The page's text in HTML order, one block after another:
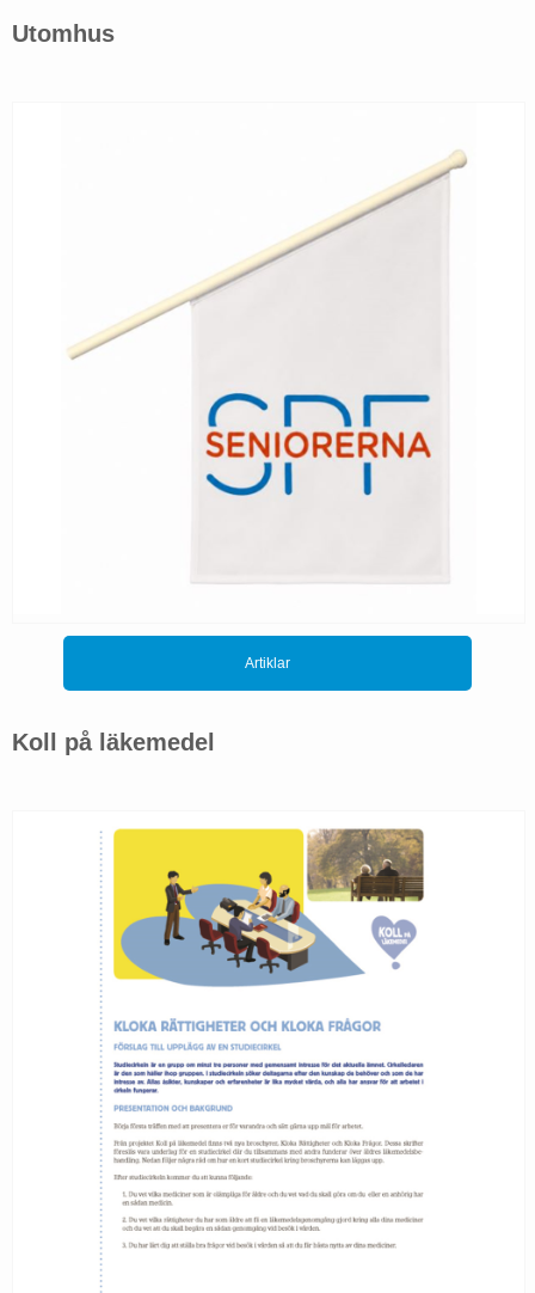
Utomhus
Artiklar
Koll på läkemedel